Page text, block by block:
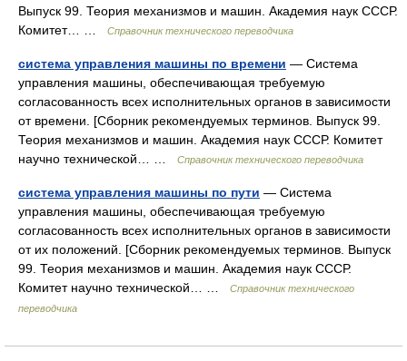
Выпуск 99. Теория механизмов и машин. Академия наук СССР.
Комитет… …
Справочник технического переводчика
система управления машины по времени — Система
управления машины, обеспечивающая требуемую
согласованность всех исполнительных органов в зависимости
от времени. [Сборник рекомендуемых терминов. Выпуск 99.
Теория механизмов и машин. Академия наук СССР. Комитет
научно технической… …
Справочник технического переводчика
система управления машины по пути — Система
управления машины, обеспечивающая требуемую
согласованность всех исполнительных органов в зависимости
от их положений. [Сборник рекомендуемых терминов. Выпуск
99. Теория механизмов и машин. Академия наук СССР.
Комитет научно технической… …
Справочник технического
переводчика